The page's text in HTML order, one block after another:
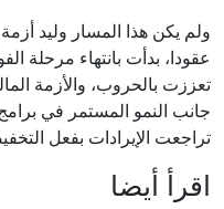
ولم يكن هذا المسار وليد
عقودا، بدأت بانتهاء مرحلة
تعززت بالحروب، والأزمة
جانب النمو المستمر في برامج
تراجعت الإيرادات بفعل
اقرأ أيضا